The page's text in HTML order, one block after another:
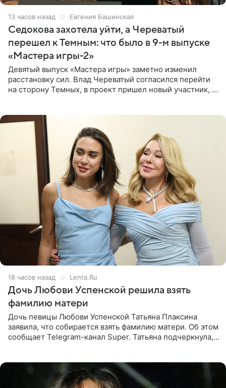
13 часов назад Евгения Башинская
Седокова захотела уйти, а Череватый
перешел к Темным: что было в 9-м выпуске
«Мастера игры-2»
Девятый выпуск «Мастера игры» заметно изменил
расстановку сил. Влад Череватый согласился перейти
на сторону Темных, в проект пришел новый участник, а
18 часов назад Lenta.Ru
Дочь Любови Успенской решила взять
фамилию матери
Дочь певицы Любови Успенской Татьяна Плаксина
заявила, что собирается взять фамилию матери. Об этом
сообщает Telegram-канал Super. Татьяна подчеркнула,